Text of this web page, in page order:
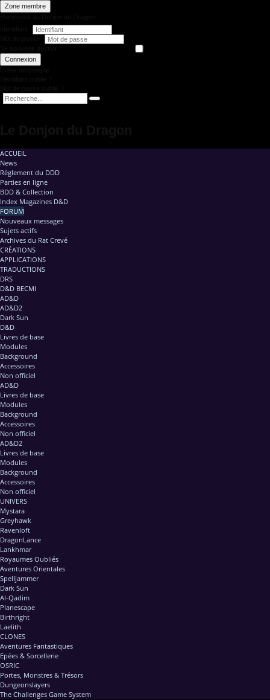
Zone membre
Connexion
ACCUEIL
News
Règlement du DDD
Parties en ligne
BDD & Collection
Index Magazines D&D
FORUM
Nouveaux messages
Sujets actifs
Archives du Rat Crevé
CRÉATIONS
APPLICATIONS
TRADUCTIONS
DRS
D&D BECMI
AD&D
AD&D2
Dark Sun
D&D
Livres de base
Modules
Background
Accessoires
Non officiel
AD&D
Livres de base
Modules
Background
Accessoires
Non officiel
AD&D2
Livres de base
Modules
Background
Accessoires
Non officiel
UNIVERS
Mystara
Greyhawk
Ravenloft
DragonLance
Lankhmar
Royaumes Oubliés
Aventures Orientales
Spelljammer
Dark Sun
Al-Qadim
Planescape
Birthright
Laelith
CLONES
Aventures Fantastiques
Epées & Sorcellerie
OSRIC
Portes, Monstres & Trésors
Dungeonslayers
The Challenges Game System